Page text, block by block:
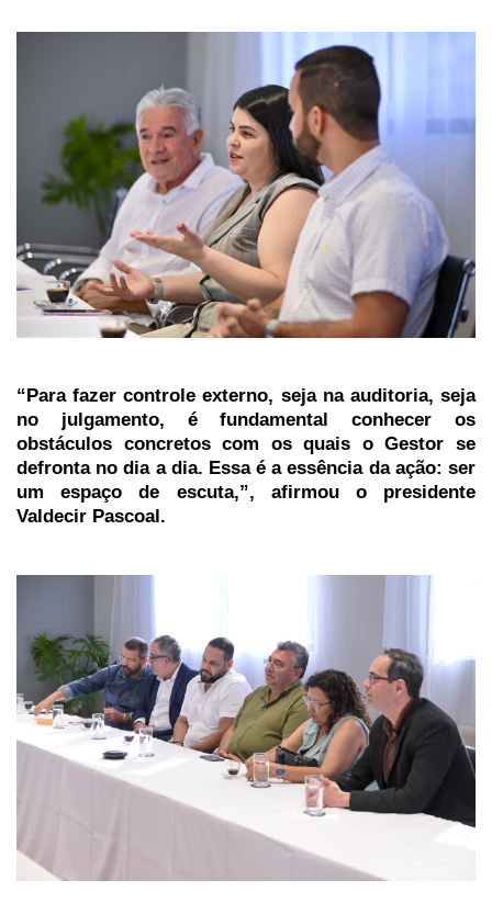
“Para fazer controle externo, seja na auditoria, seja
no julgamento, é fundamental conhecer os
obstáculos concretos com os quais o Gestor se
defronta no dia a dia. Essa é a essência da ação: ser
um espaço de escuta,”, afirmou o presidente
Valdecir Pascoal.